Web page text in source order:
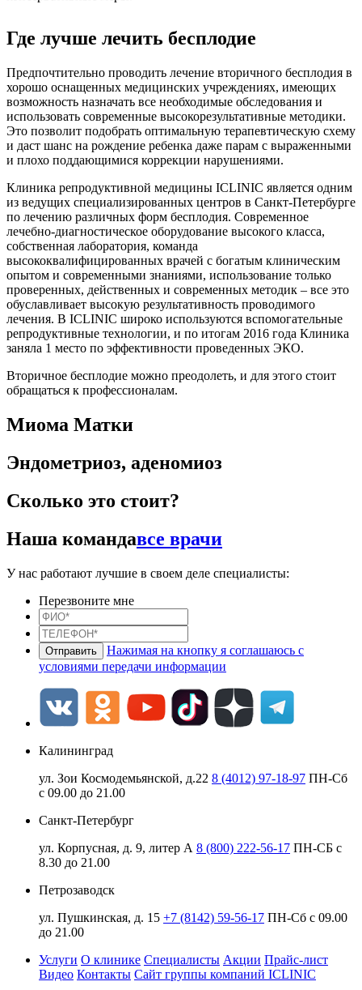
Где лучше лечить бесплодие
Предпочтительно проводить лечение вторичного бесплодия в
хорошо оснащенных медицинских учреждениях, имеющих
возможность назначать все необходимые обследования и
использовать современные высокорезультативные методики.
Это позволит подобрать оптимальную терапевтическую схему
и даст шанс на рождение ребенка даже парам с выраженными
и плохо поддающимися коррекции нарушениями.
Клиника репродуктивной медицины ICLINIC является одним
из ведущих специализированных центров в Санкт-Петербурге
по лечению различных форм бесплодия. Современное
лечебно-диагностическое оборудование высокого класса,
собственная лаборатория, команда
высококвалифицированных врачей с богатым клиническим
опытом и современными знаниями, использование только
проверенных, действенных и современных методик – все это
обуславливает высокую результативность проводимого
лечения. В ICLINIC широко используются вспомогательные
репродуктивные технологии, и по итогам 2016 года Клиника
заняла 1 место по эффективности проведенных ЭКО.
Вторичное бесплодие можно преодолеть, и для этого стоит
обращаться к профессионалам.
Миома Матки
Эндометриоз, аденомиоз
Сколько это стоит?
Наша командавсе врачи
У нас работают лучшие в своем деле специалисты:
Перезвоните мне
Нажимая на кнопку я соглашаюсь с
условиями передачи информации
Калининград
ул. Зои Космодемьянской, д.22 8 (4012) 97-18-97 ПН-Сб
с 09.00 до 21.00
Санкт-Петербург
ул. Корпусная, д. 9, литер А 8 (800) 222-56-17 ПН-СБ с
8.30 до 21.00
Петрозаводск
ул. Пушкинская, д. 15 +7 (8142) 59-56-17 ПН-Сб с 09.00
до 21.00
Услуги О клинике Специалисты Акции Прайс-лист
Видео Контакты Сайт группы компаний ICLINIC